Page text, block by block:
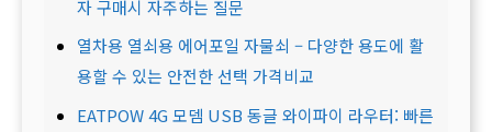
자 구매시 자주하는 질문
열차용 열쇠용 에어포일 자물쇠 – 다양한 용도에 활
용할 수 있는 안전한 선택 가격비교
EATPOW 4G 모뎀 USB 동글 와이파이 라우터: 빠른